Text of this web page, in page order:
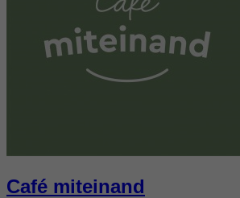
Café miteinand